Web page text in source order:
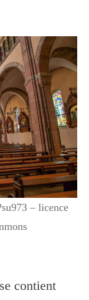
– licence
contient